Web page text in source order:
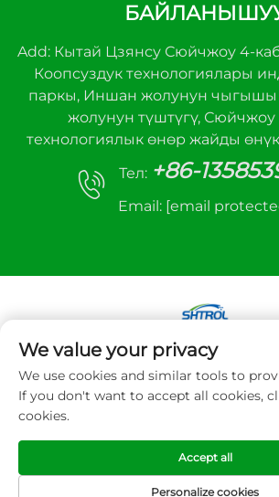
Add: Кытай Цзянсу Сюйчжоу 4-
Коопсуздук технологиялары
паркы, Иншан жолунун
жолунун түштүгү, Сюйчжоу
технологиялык өнөр жайды
Тел: +86-
Email: [email
Copyright © 2025 Xuzhou sanhe
башкаруу жабдуулары Co.,LTD.
корголгон
We value your privacy
We use cookies and similar tools to
If you don't want to accept all cookies,
cookies.
Personalize cookies
Accept all